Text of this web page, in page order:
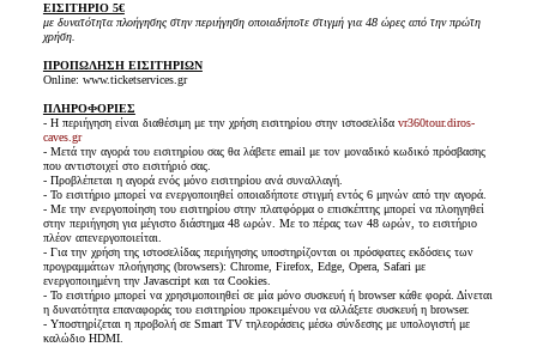
ΕΙΣΙΤΗΡΙΟ 5€
με δυνατότητα πλοήγησης στην περιήγηση οποιαδήποτε στιγμή για 48 ώρες από την πρώτη
χρήση.
ΠΡΟΠΩΛΗΣΗ ΕΙΣΙΤΗΡΙΩΝ
Online: www.ticketservices.gr
ΠΛΗΡΟΦΟΡΙΕΣ
- Η περιήγηση είναι διαθέσιμη με την χρήση εισιτηρίου στην ιστοσελίδα vr360tour.diros-
caves.gr
- Μετά την αγορά του εισιτηρίου σας θα λάβετε email με τον μοναδικό κωδικό πρόσβασης
που αντιστοιχεί στο εισιτήριό σας.
- Προβλέπεται η αγορά ενός μόνο εισιτηρίου ανά συναλλαγή.
- Το εισιτήριο μπορεί να ενεργοποιηθεί οποιαδήποτε στιγμή εντός 6 μηνών από την αγορά.
- Με την ενεργοποίηση του εισιτηρίου στην πλατφόρμα ο επισκέπτης μπορεί να πλοηγηθεί
στην περιήγηση για μέγιστο διάστημα 48 ωρών. Με το πέρας των 48 ωρών, το εισιτήριο
πλέον απενεργοποιείται.
- Για την χρήση της ιστοσελίδας περιήγησης υποστηρίζονται οι πρόσφατες εκδόσεις των
προγραμμάτων πλοήγησης (browsers): Chrome, Firefox, Edge, Opera, Safari με
ενεργοποιημένη την Javascript και τα Cookies.
- Το εισιτήριο μπορεί να χρησιμοποιηθεί σε μία μόνο συσκευή ή browser κάθε φορά. Δίνεται
η δυνατότητα επαναφοράς του εισιτηρίου προκειμένου να αλλάξετε συσκευή η browser.
- Υποστηρίζεται η προβολή σε Smart TV τηλεοράσεις μέσω σύνδεσης με υπολογιστή με
καλώδιο HDMI.